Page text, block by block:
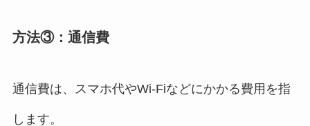
方法③：通信費
通信費は、スマホ代やWi-Fiなどにかかる費用を指
します。